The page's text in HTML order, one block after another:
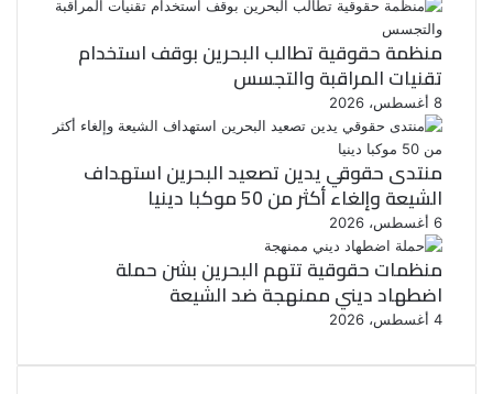
منظمة حقوقية تطالب البحرين بوقف استخدام
تقنيات المراقبة والتجسس
8 أغسطس، 2026
منتدى حقوقي يدين تصعيد البحرين استهداف
الشيعة وإلغاء أكثر من 50 موكبا دينيا
6 أغسطس، 2026
منظمات حقوقية تتهم البحرين بشن حملة
اضطهاد ديني ممنهجة ضد الشيعة
4 أغسطس، 2026